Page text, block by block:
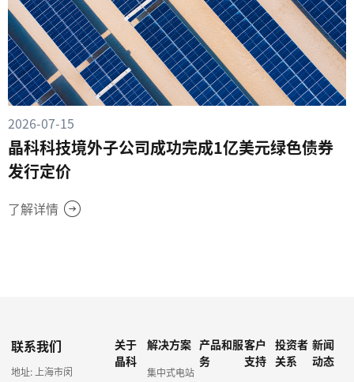
2026-07-15
晶科科技境外子公司成功完成1亿美元绿色债券
发行定价
了解详情
联系我们
地址: 上海市闵
关于
晶科
解决方案
集中式电站
产品和服
务
客户
支持
投资者
关系
新闻
动态